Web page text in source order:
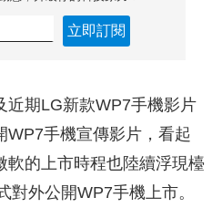
立即訂閱
近期LG新款WP7手機影片
WP7手機宣傳影片，看起
軟的上市時程也陸續浮現檯
外公開WP7手機上市。